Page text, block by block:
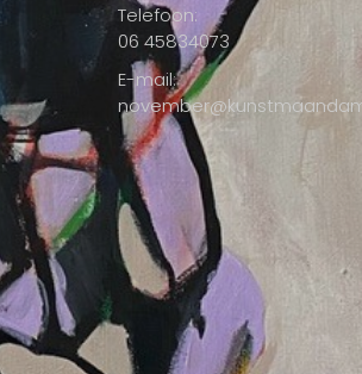
Telefoon:
06 45834073
E-mail: